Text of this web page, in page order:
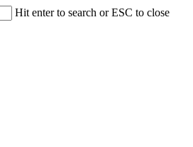
Hit enter to search or ESC to close